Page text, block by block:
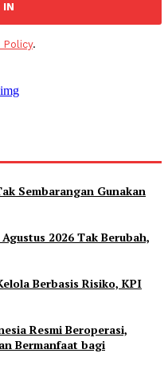
IN
Policy.
Sembarangan Gunakan
2026 Tak Berubah,
Berbasis Risiko, KPI
Resmi Beroperasi,
Bermanfaat bagi